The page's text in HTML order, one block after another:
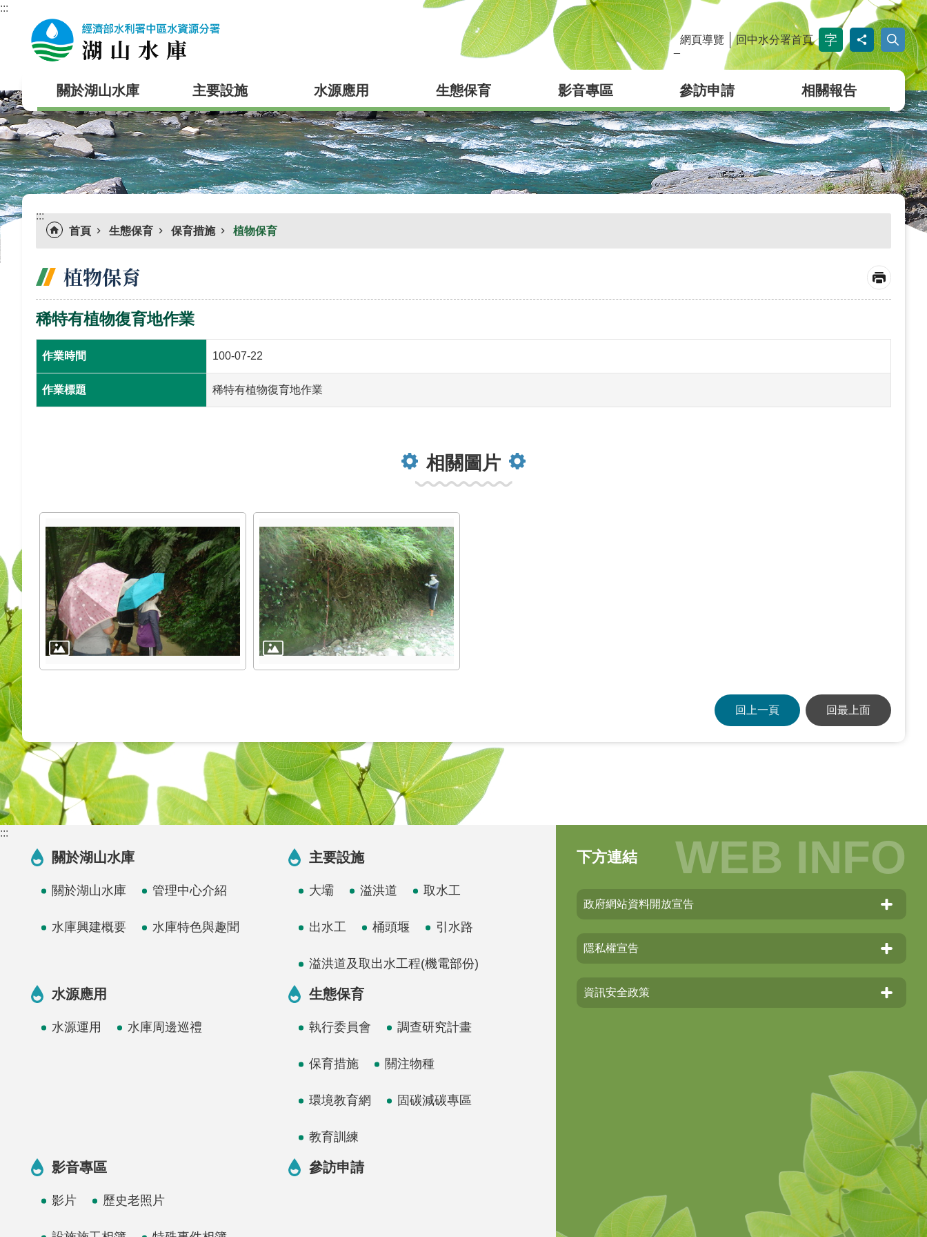
跳到主要內容區塊
:::
網頁導覽 回中水分署首頁
關於湖山水庫 主要設施 水源應用 生態保育 影音專區 參訪申請 相關報告
:::
首頁
生態保育 保育措施 植物保育
植物保育
稀特有植物復育地作業
作業時間 100-07-22
作業標題 稀特有植物復育地作業
相關圖片
回上一頁 回最上面
:::
關於湖山水庫
關於湖山水庫 管理中心介紹
水庫興建概要 水庫特色與趣聞
主要設施
大壩 溢洪道 取水工
出水工 桶頭堰 引水路
溢洪道及取出水工程(機電部份)
水源應用
水源運用 水庫周邊巡禮
生態保育
執行委員會 調查研究計畫
保育措施 關注物種
環境教育網 固碳減碳專區
教育訓練
影音專區
影片 歷史老照片
參訪申請
下方連結
政府網站資料開放宣告
隱私權宣告
資訊安全政策